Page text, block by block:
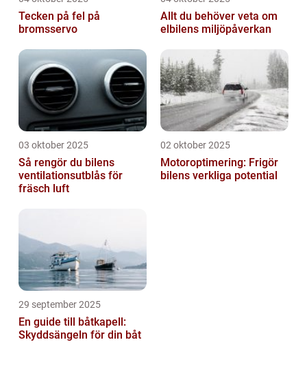
Tecken på fel på
bromsservo
Allt du behöver veta om
elbilens miljöpåverkan
03 oktober 2025
Så rengör du bilens
ventilationsutblås för
fräsch luft
02 oktober 2025
Motoroptimering: Frigör
bilens verkliga potential
29 september 2025
En guide till båtkapell:
Skyddsängeln för din båt